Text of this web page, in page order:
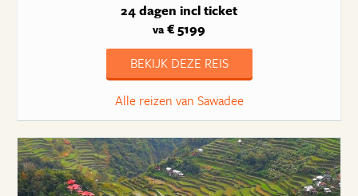
24 dagen incl ticket
va € 5199
BEKIJK DEZE REIS
Alle reizen van Sawadee